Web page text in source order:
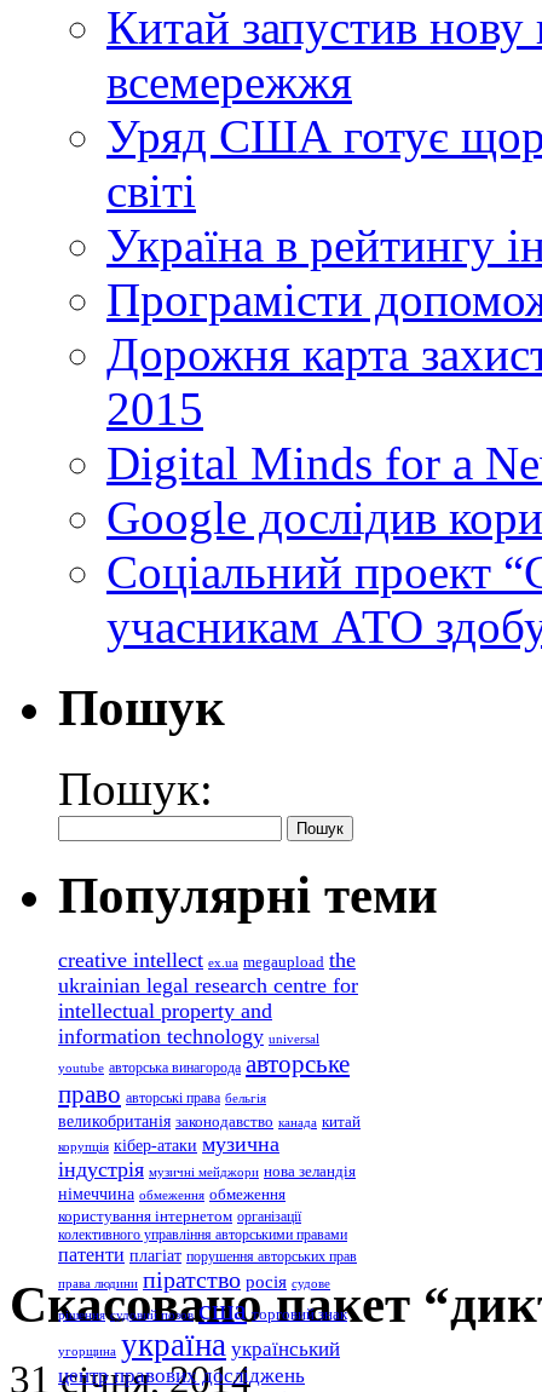
Китай запустив
всемережжя
Уряд США готує
світі
Україна в рейтингу
Програмісти
Дорожня карта
2015
Digital Minds for a
Google дослідив
Cоціальний проект
учасникам АТО
Пошук
Пошук:
Популярні теми
creative intellect ex.ua megaupload the
ukrainian legal research centre for
intellectual property and
information technology universal
youtube авторська винагорода авторське
право авторські права бельгія
великобританія законодавство канада китай
корупція кібер-атаки музична
індустрія музичні мейджори нова зеландія
німеччина обмеження обмеження
користування інтернетом організації
колективного управління авторськими правами
патенти плагіат порушення авторських прав
права людини піратство росія судове
рішення судовий позов сша торговий знак
угорщина україна український
центр правових досліджень
Скасовано пакет
31 січня, 2014